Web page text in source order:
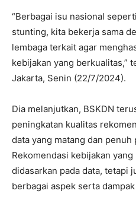
“Berbagai isu nasional
stunting, kita bekerja sama
lembaga terkait agar
kebijakan yang berkualitas,”
Jakarta, Senin (22/7/2024).
Dia melanjutkan, BSKDN
peningkatan kualitas
data yang matang dan penuh
Rekomendasi kebijakan
didasarkan pada data, tetapi
berbagai aspek serta